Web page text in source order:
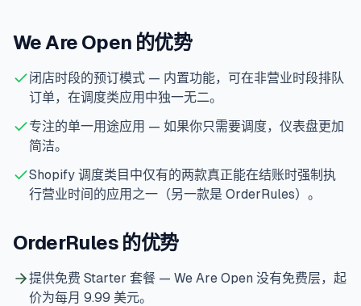
We Are Open 的优势
闭店时段的预订模式 — 内置功能，可在非营业时段排队
订单，在调度类应用中独一无二。
专注的单一用途应用 — 如果你只需要调度，仪表盘更加
简洁。
Shopify 调度类目中仅有的两款真正能在结账时强制执
行营业时间的应用之一（另一款是 OrderRules）。
OrderRules 的优势
提供免费 Starter 套餐 — We Are Open 没有免费层，起
价为每月 9.99 美元。